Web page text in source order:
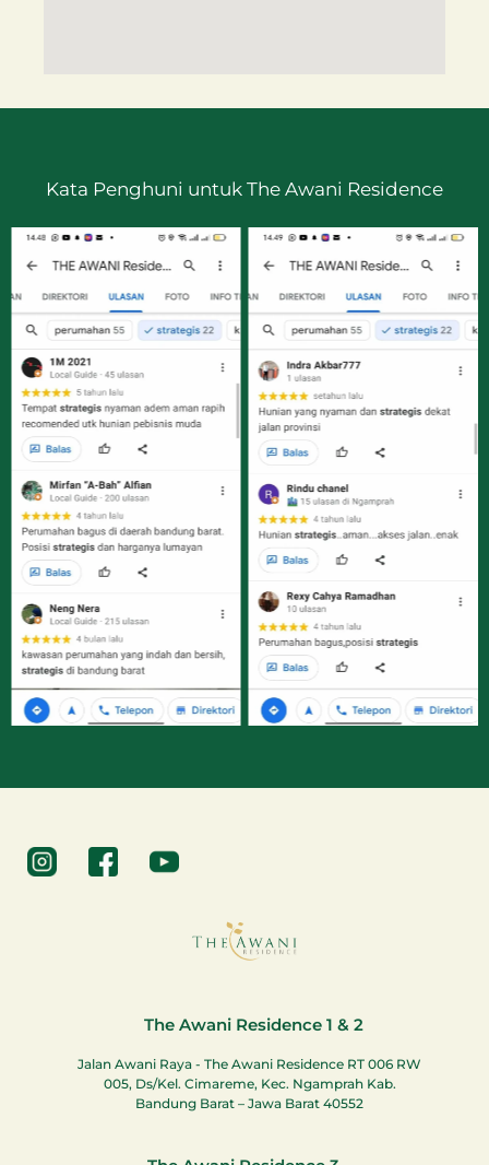
Kata Penghuni untuk The Awani Residence
The Awani Residence 1 & 2
Jalan Awani Raya - The Awani Residence RT 006 RW
005, Ds/Kel. Cimareme, Kec. Ngamprah Kab.
Bandung Barat – Jawa Barat 40552